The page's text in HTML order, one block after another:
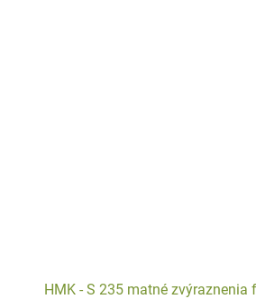
HMK - S 235 matné zvýraznenia